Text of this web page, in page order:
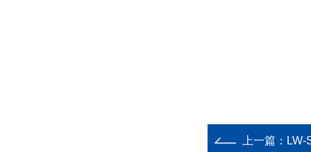
上一篇：